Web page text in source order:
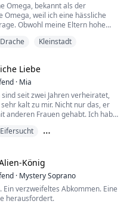
Omega, bekannt als der
Omega, weil ich eine hässliche
Obwohl meine Eltern hohe
der schlechten Behandlung durch
und ich gebe ihnen nich...
Drache Kleinstadt
Liebe
· Mia
seit zwei Jahren verheiratet,
kalt zu mir. Nicht nur das, er
anderen Frauen gehabt. Ich habe
Gesicht geworfen. Ich bin fertig
Milliarden an Vermögen
Eifersucht
König
· Mystery Soprano
Ein verzweifeltes Abkommen. Eine
herausfordert.